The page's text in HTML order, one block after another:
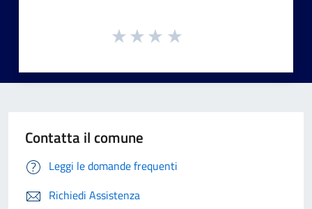
Contatta il comune
Leggi le domande frequenti
Richiedi Assistenza